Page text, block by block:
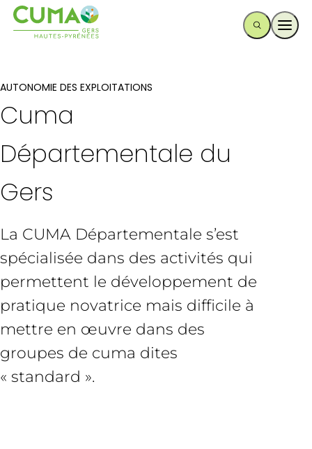
AUTONOMIE DES EXPLOITATIONS
Cuma
Départementale du
Gers
La CUMA Départementale s’est
spécialisée dans des activités qui
permettent le développement de
pratique novatrice mais difficile à
mettre en œuvre dans des
groupes de cuma dites
« standard ».